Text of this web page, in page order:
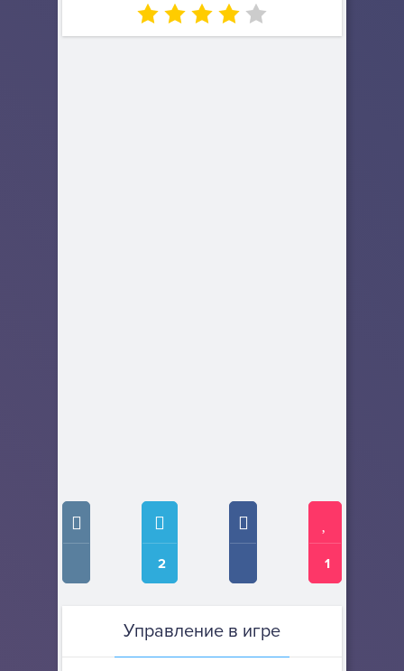
2 1
Управление в игре